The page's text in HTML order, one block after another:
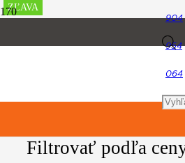
904
954
064
Nožnice na vysoký
Filtrovať podľa
ZĽAVA
ZĽAVA
ZĽAVA
ZĽAVA
ZĽAVA